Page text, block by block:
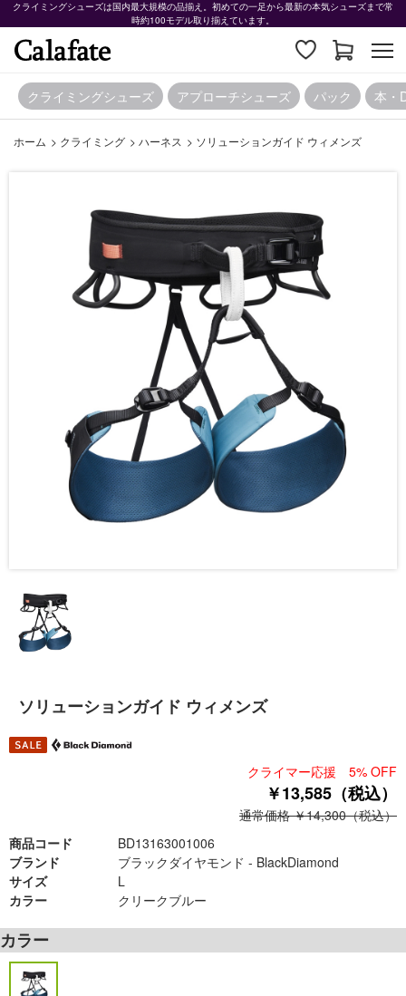
クライミングシューズは国内最大規模の品揃え。初めての一足から最新の本気シューズまで常
時約100モデル取り揃えています。
クライミングシューズ アプローチシューズ パック 本・
ホーム > クライミング > ハーネス > ソリューションガイド ウィメンズ
ソリューションガイド ウィメンズ
クライマー応援 5% OFF
￥13,585（税込）
通常価格 ￥14,300（税込）
商品コード
BD13163001006
ブランド
ブラックダイヤモンド - BlackDiamond
サイズ
L
カラー
クリークブルー
カラー